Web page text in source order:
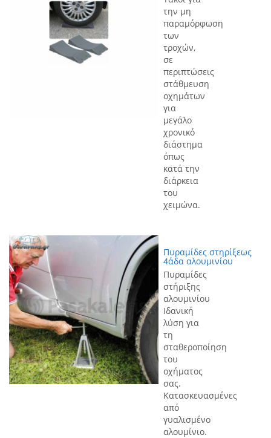
την μη
παραμόρφωση
των
τροχών,
σε
περιπτώσεις
στάθμευση
οχημάτων
για
μεγάλο
χρονικό
διάστημα
όπως
κατά την
διάρκεια
του
χειμώνα.
Πυραμίδες στηρίξεως
4άδα αλουμινίου
Πυραμίδες
στήριξης
αλουμινίου
Ιδανική
λύση για
τη
σταθεροποίηση
του
οχήματος
σας.
Κατασκευασμένες
από
γυαλισμένο
αλουμίνιο.